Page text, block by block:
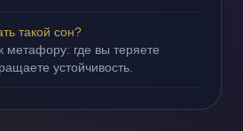
такой сон?
метафору: где вы теряете
устойчивость.